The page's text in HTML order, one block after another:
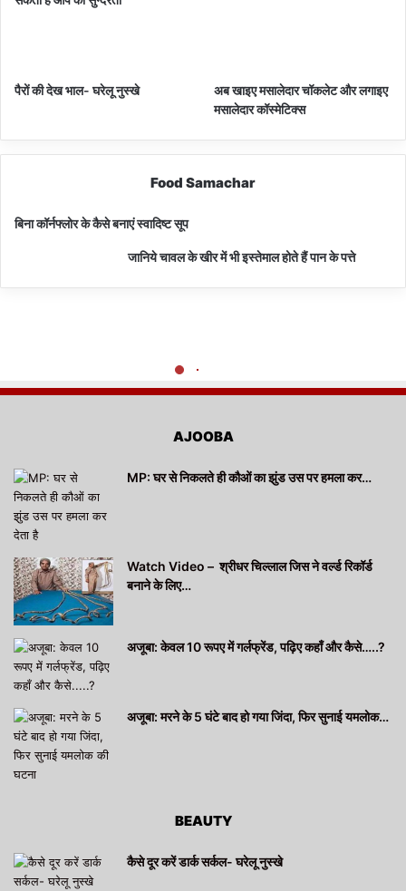
पैरों की देख भाल- घरेलू नुस्खे
अब खाइए मसालेदार चॉकलेट और लगाइए
मसालेदार कॉस्‍मेटिक्‍स
Food Samachar
बिना कॉर्नफ्लोर के कैसे बनाएं स्वादिष्ट सूप
जानिये चावल के खीर में भी इस्तेमाल होते हैं पान के पत्ते
AJOOBA
MP: घर से निकलते ही कौओं का झुंड उस पर हमला कर…
Watch Video – श्रीधर चिल्लाल जिस ने वर्ल्ड रिकॉर्ड
बनाने के लिए…
अजूबा: केवल 10 रूपए में गर्लफ्रेंड, पढ़िए कहाँ और कैसे…..?
अजूबा: मरने के 5 घंटे बाद हो गया जिंदा, फिर सुनाई यमलोक…
BEAUTY
कैसे दूर करें डार्क सर्कल- घरेलू नुस्खे